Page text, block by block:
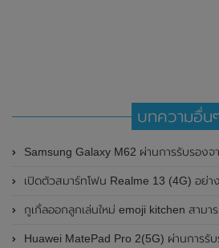
บทความอื่น
Samsung Galaxy M62 ผ่านการรับรองจาก FCC แ
เปิดตัวสมาร์ทโฟน Realme 13 (4G) อย่างเป็นทางการแล้วที่อินโดนีเซีย มาพร้อมชิปเซ็ต Qualcomm Snapdragon 685 , หน้
กูเกิ้ลออกลูกเล่นใหม่ emoji kitchen สามารถ
Huawei MatePad Pro 2(5G) ผ่านการรับรองจาก 3C ของประเท